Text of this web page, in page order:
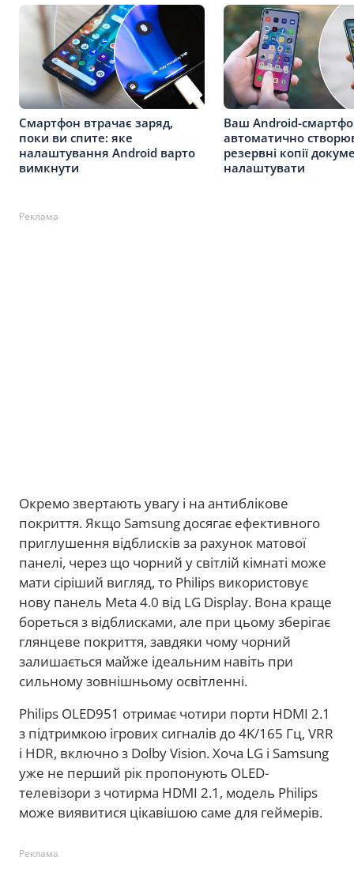
Смартфон втрачає заряд,
поки ви спите: яке
налаштування Android варто
вимкнути
Ваш Android-
автоматично
резервні копії
налаштувати
Реклама
Окремо звертають увагу і на антиблікове
покриття. Якщо Samsung досягає ефективного
приглушення відблисків за рахунок матової
панелі, через що чорний у світлій кімнаті може
мати сіріший вигляд, то Philips використовує
нову панель Meta 4.0 від LG Display. Вона краще
бореться з відблисками, але при цьому зберігає
глянцеве покриття, завдяки чому чорний
залишається майже ідеальним навіть при
сильному зовнішньому освітленні.
Philips OLED951 отримає чотири порти HDMI 2.1
з підтримкою ігрових сигналів до 4K/165 Гц, VRR
і HDR, включно з Dolby Vision. Хоча LG і Samsung
уже не перший рік пропонують OLED-
телевізори з чотирма HDMI 2.1, модель Philips
може виявитися цікавішою саме для геймерів.
Реклама